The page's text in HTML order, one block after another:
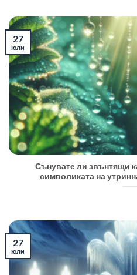
Сънувате ли звънтящи
символиката на
27
юли
27
юли